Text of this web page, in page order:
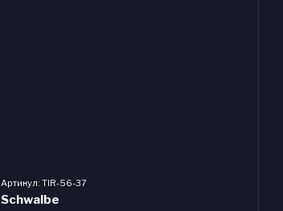
Артикул: TIR-56-37
Schwalbe